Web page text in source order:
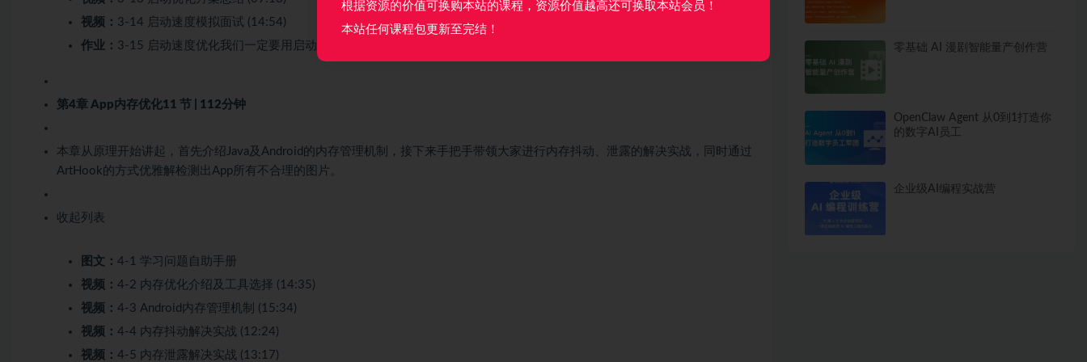
视频： 3-14 启动速度模拟面试 (14:54)
作业： 3-15 启动速度优化我们一定要用启动器吗？
第4章 App内存优化11 节 | 112分钟
本章从原理开始讲起，首先介绍Java及Android的内存管理机制，接下来手把手带领大家进行内存抖动、泄露的解决实战，同时通过
ArtHook的方式优雅解检测出App所有不合理的图片。
收起列表
图文： 4-1 学习问题自助手册
视频： 4-2 内存优化介绍及工具选择 (14:35)
视频： 4-3 Android内存管理机制 (15:34)
视频： 4-4 内存抖动解决实战 (12:24)
视频： 4-5 内存泄露解决实战 (13:17)
零基础 AI 漫剧智能量产创作营
OpenClaw Agent 从0到1打造你
的数字AI员工
企业级AI编程实战营
根据资源的价值可换购本站的课程，资源价值越高还可换取本站会员！
本站任何课程包更新至完结！